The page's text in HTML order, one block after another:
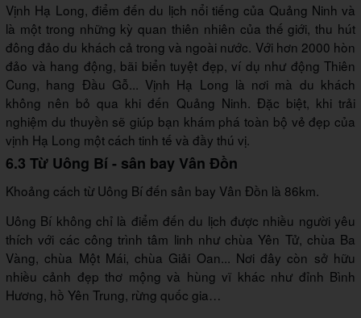
Vịnh Hạ Long, điểm đến du lịch nổi tiếng của Quảng Ninh và
là một trong những kỳ quan thiên nhiên của thế giới, thu hút
đông đảo du khách cả trong và ngoài nước. Với hơn 2000 hòn
đảo và hang động, bãi biển tuyệt đẹp, ví dụ như động Thiên
Cung, hang Đầu Gỗ... Vịnh Hạ Long là nơi mà du khách
không nên bỏ qua khi đến Quảng Ninh. Đặc biệt, khi trải
nghiệm du thuyền sẽ giúp bạn khám phá toàn bộ vẻ đẹp của
vịnh Hạ Long một cách tinh tế và đầy thú vị.
6.3 Từ Uông Bí - sân bay Vân Đồn
Khoảng cách từ Uông Bí đến sân bay Vân Đồn là 86km.
Uông Bí không chỉ là điểm đến du lịch được nhiều người yêu
thích với các công trình tâm linh như chùa Yên Tử, chùa Ba
Vàng, chùa Một Mái, chùa Giải Oan... Nơi đây còn sở hữu
nhiều cảnh đẹp thơ mộng và hùng vĩ khác như đỉnh Bình
Hương, hồ Yên Trung, rừng quốc gia…